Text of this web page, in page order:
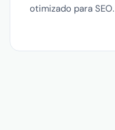
otimizado para SEO.